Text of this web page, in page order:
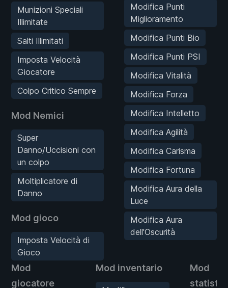
Munizioni Speciali
Illimitate
Salti Illimitati
Imposta Velocità
Giocatore
Colpo Critico Sempre
Mod Nemici
Super
Danno/Uccisioni con
un colpo
Moltiplicatore di
Danno
Mod gioco
Imposta Velocità di
Gioco
Modifica Punti
Miglioramento
Modifica Punti Bio
Modifica Punti PSI
Modifica Vitalità
Modifica Forza
Modifica Intelletto
Modifica Agilità
Modifica Carisma
Modifica Fortuna
Modifica Aura della
Luce
Modifica Aura
dell'Oscurità
Mod
giocatore
Mod inventario
Mod